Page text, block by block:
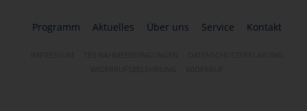
Programm Aktuelles Über uns Service Kontakt